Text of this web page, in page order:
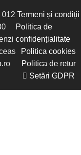
012 Termeni și condiții
Politica de
confidențialitate
Politica cookies
Politica de retur
Setări GDPR